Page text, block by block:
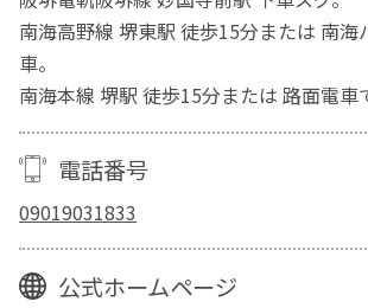
南海高野線 堺東駅 徒歩15分または 南海
車。
南海本線 堺駅 徒歩15分または 路面電車
電話番号
09019031833
公式ホームページ